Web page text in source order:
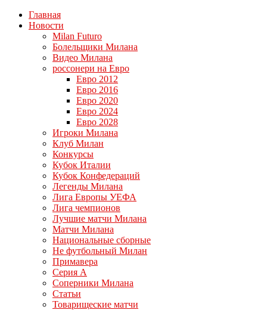
Главная
Новости
Milan Futuro
Болельщики Милана
Видео Милана
россонери на Евро
Евро 2012
Евро 2016
Евро 2020
Евро 2024
Евро 2028
Игроки Милана
Клуб Милан
Конкурсы
Кубок Италии
Кубок Конфедераций
Легенды Милана
Лига Европы УЕФА
Лига чемпионов
Лучшие матчи Милана
Матчи Милана
Национальные сборные
Не футбольный Милан
Примавера
Серия А
Соперники Милана
Статьи
Товарищеские матчи